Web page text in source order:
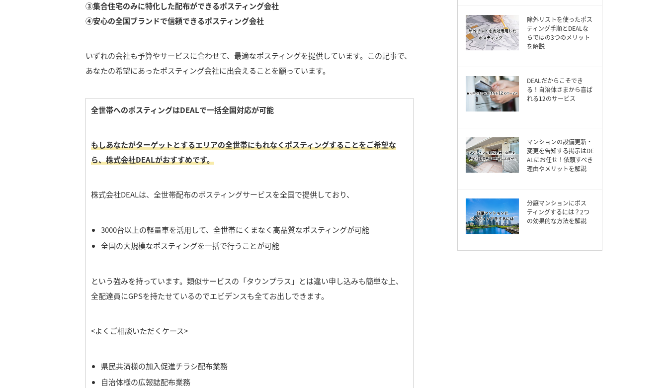
③集合住宅のみに特化した配布ができるポスティング会社
④安心の全国ブランドで信頼できるポスティング会社
いずれの会社も予算やサービスに合わせて、最適なポスティングを提供しています。 この記事で、
あなたの希望にあったポスティング会社に出会えることを願っています。
全世帯へのポスティングはDEALで一括全国対応が可能
もしあなたがターゲットとするエリアの全世帯にもれなくポスティングすることをご希望な
ら、株式会社DEALがおすすめです。
株式会社DEALは、全世帯配布のポスティングサービスを全国で提供しており、
3000台以上の軽量車を活用して、全世帯にくまなく高品質なポスティングが可能
全国の大規模なポスティングを一括で行うことが可能
という強みを持っています。 類似サービスの「タウンプラス」とは違い申し込みも簡単な上、
全配達員にGPSを持たせているのでエビデンスも全てお出しできます。
<よくご相談いただくケース>
県民共済様の加入促進チラシ配布業務
自治体様の広報誌配布業務
除外リストを使ったポス
ティング手順とDEALな
らではの3つのメリット
を解説
DEALだからこそでき
る！自治体さまから喜ば
れる12のサービス
マンションの設備更新・
変更を告知する掲示はDE
ALにお任せ！依頼すべき
理由やメリットを解説
分譲マンションにポス
ティングするには？2つ
の効果的な方法を解説